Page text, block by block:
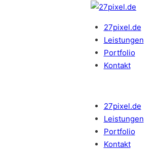
27pixel.de
Leistungen
Portfolio
Kontakt
27pixel.de
Leistungen
Portfolio
Kontakt